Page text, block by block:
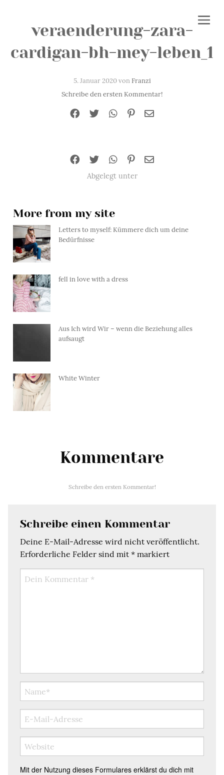
veraenderung-zara-
cardigan-bh-mey-leben_1
5. Januar 2020 vonFranzi
Schreibe den ersten Kommentar!
Abgelegt unter
More from my site
Letters to myself: Kümmere dich um deine
Bedürfnisse
fell in love with a dress
Aus Ich wird Wir – wenn die Beziehung alles
aufsaugt
White Winter
Kommentare
Schreibe den ersten Kommentar!
Schreibe einen Kommentar
Deine E-Mail-Adresse wird nicht veröffentlicht.
Erforderliche Felder sind mit * markiert
Mit der Nutzung dieses Formulares erklärst du dich mit